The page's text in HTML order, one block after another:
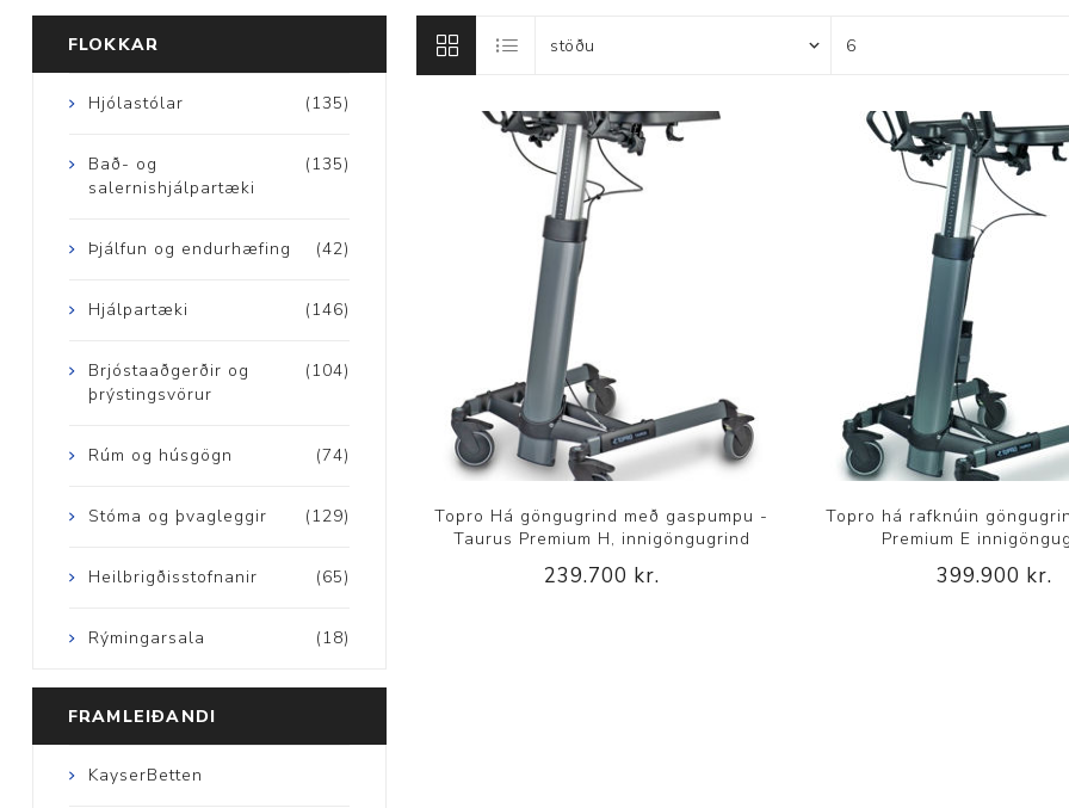
Dýnur
Húsgögn
Þvagleggir
Rýmingarsala
Topro Há göngugrind með gaspumpu -
Taurus Premium H, innigöngugrind
239.700 kr.
Topro há rafknúin
Premium E
399.900 kr.
FLOKKAR
(135)
Hjólastólar
(135)
Bað- og
salernishjálpartæki
(42)
Þjálfun og endurhæfing
(146)
Hjálpartæki
(104)
Brjóstaaðgerðir og
þrýstingsvörur
(74)
Rúm og húsgögn
(129)
Stóma og þvagleggir
(65)
Heilbrigðisstofnanir
(18)
Rýmingarsala
FRAMLEIÐANDI
KayserBetten